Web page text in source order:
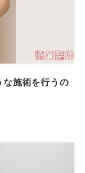
施術を行うの